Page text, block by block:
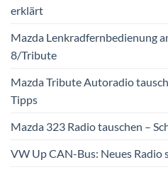
erklärt
Mazda Lenkradfernbedienung
8/Tribute
Mazda Tribute Autoradio
Tipps
Mazda 323 Radio tauschen –
VW Up CAN-Bus: Neues Radio